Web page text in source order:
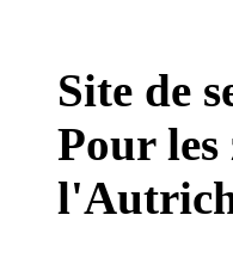
Site de
Pour